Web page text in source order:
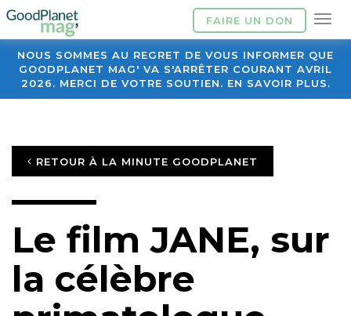
FAIRE UN DON
NOUS SOMMES AU REGRET DE VOUS INFORMER QUE
GOODPLANET MAG' VA S'ARRÊTER COURANT AVRIL
2026. MERCI DE VOTRE SOUTIEN. EN SAVOIR PLUS.
RETOUR À LA MINUTE GOODPLANET
Le film JANE, sur
la célèbre